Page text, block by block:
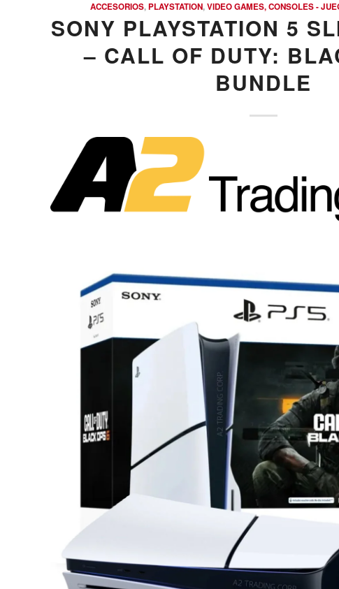
ACCESORIOS,PLAYSTATION,VIDEO GAMES, CONSOLES -
SONY PLAYSTATION 5
– CALL OF DUTY:
BUNDLE